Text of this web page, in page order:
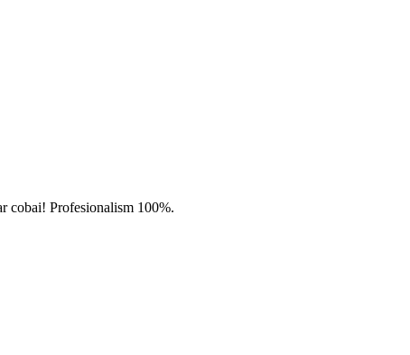
cobai! Profesionalism 100%.